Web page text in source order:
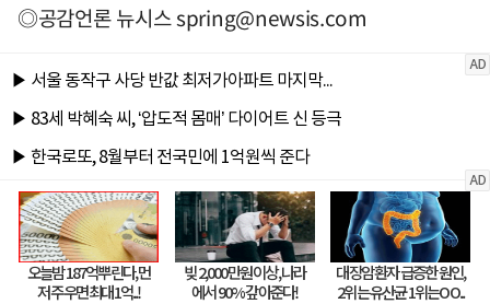
◎공감언론 뉴시스spring@newsis.com